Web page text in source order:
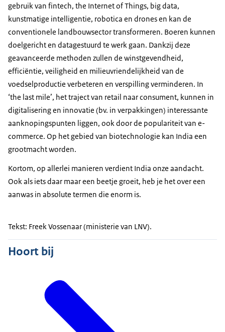
gebruik van fintech, the Internet of Things, big data,
kunstmatige intelligentie, robotica en drones en kan de
conventionele landbouwsector transformeren. Boeren kunnen
doelgericht en datagestuurd te werk gaan. Dankzij deze
geavanceerde methoden zullen de winstgevendheid,
efficiëntie, veiligheid en milieuvriendelijkheid van de
voedselproductie verbeteren en verspilling verminderen. In
‘the last mile’, het traject van retail naar consument, kunnen in
digitalisering en innovatie (bv. in verpakkingen) interessante
aanknopingspunten liggen, ook door de populariteit van e-
commerce. Op het gebied van biotechnologie kan India een
grootmacht worden.
Kortom, op allerlei manieren verdient India onze aandacht.
Ook als iets daar maar een beetje groeit, heb je het over een
aanwas in absolute termen die enorm is.
Tekst: Freek Vossenaar (ministerie van LNV).
Hoort bij